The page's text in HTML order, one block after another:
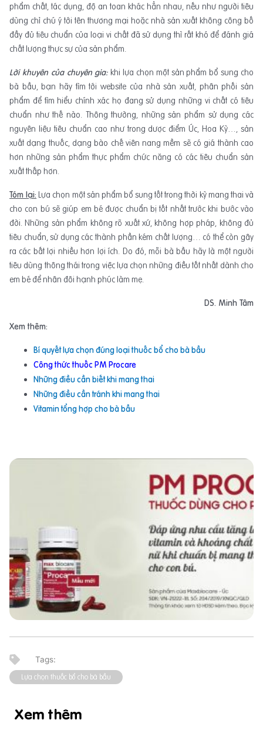
phẩm chất, tác dụng, độ an toan khác hẳn nhau, nếu như người tiêu
dùng chỉ chú ý tới tên thương mại hoặc nhà sản xuất không công bố
đầy đủ tiêu chuẩn của loại vi chất đã sử dụng thì rất khó để đánh giá
chất lượng thực sự của sản phẩm.
Lời khuyên của chuyên gia: khi lựa chọn một sản phẩm bổ sung cho
bà bầu, bạn hãy tìm tới website của nhà sản xuất, phân phối sản
phẩm để tìm hiểu chính xác họ đang sử dụng những vi chất có tiêu
chuẩn như thế nào. Thông thường, những sản phẩm sử dụng các
nguyên liệu tiêu chuẩn cao như trong dược điểm Úc, Hoa Kỳ…, sản
xuất dạng thuốc, dạng bào chế viên nang mềm sẽ có giá thành cao
hơn những sản phẩm thực phẩm chức năng có các tiêu chuẩn sản
xuất thấp hơn.
Tóm lại: Lựa chọn một sản phẩm bổ sung tốt trong thời kỳ mang thai và
cho con bú sẽ giúp em bé được chuẩn bị tốt nhất trước khi bước vào
đời. Những sản phẩm không rõ xuất xứ, không hợp pháp, không đủ
tiêu chuẩn, sử dụng các thành phần kém chất lượng… có thể còn gây
ra các bất lợi nhiều hơn lợi ích. Do đó, mỗi bà bầu hãy là một người
tiêu dùng thông thái trong việc lựa chọn những điều tốt nhất dành cho
em bé để nhân đôi hạnh phúc làm mẹ.
DS. Minh Tâm
Xem thêm:
Bí quyết lựa chọn đúng loại thuốc bổ cho bà bầu
Công thức thuốc PM Procare
Những điều cần biết khi mang thai
Những điều cần tránh khi mang thai
Vitamin tổng hợp cho bà bầu
Lựa chọn thuốc bổ cho bà bầu
Xem thêm